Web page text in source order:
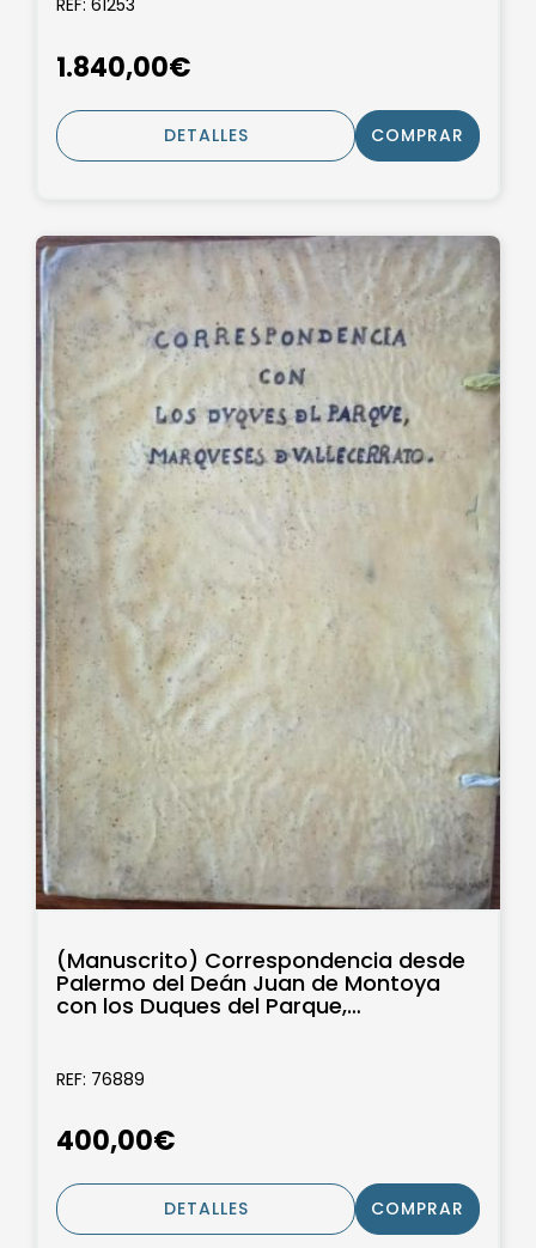
REF: 61253
1.840,00€
DETALLES COMPRAR
(Manuscrito) Correspondencia desde
Palermo del Deán Juan de Montoya
con los Duques del Parque,
REF: 76889
400,00€
DETALLES COMPRAR